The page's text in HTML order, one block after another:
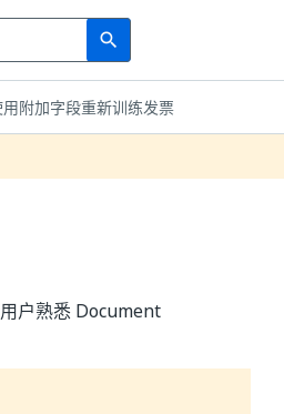
search
Search
附加字段重新训练发票
户熟悉 Document